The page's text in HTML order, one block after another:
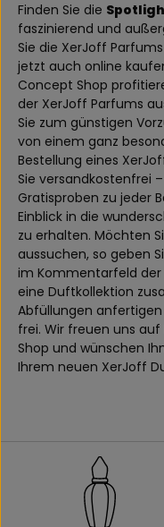
Finden Sie die
faszinierend und
Sie die XerJoff
jetzt auch online
Concept Shop
der XerJoff Parfums
Sie zum günstigen
von einem ganz
Bestellung eines
Sie versandkostenfrei
Gratisproben zu jeder
Einblick in die
zu erhalten. Möchten
aussuchen, so geben
im Kommentarfeld der
eine Duftkollektion
Abfüllungen anfertigen
frei. Wir freuen uns
Shop und wünschen
Ihrem neuen XerJoff